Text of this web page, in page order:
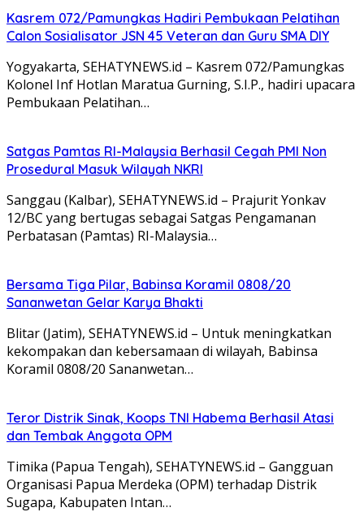
Kasrem 072/Pamungkas Hadiri Pembukaan Pelatihan
Calon Sosialisator JSN 45 Veteran dan Guru SMA DIY
Yogyakarta, SEHATYNEWS.id – Kasrem 072/Pamungkas
Kolonel Inf Hotlan Maratua Gurning, S.I.P., hadiri upacara
Pembukaan Pelatihan…
Satgas Pamtas RI-Malaysia Berhasil Cegah PMI Non
Prosedural Masuk Wilayah NKRI
Sanggau (Kalbar), SEHATYNEWS.id – Prajurit Yonkav
12/BC yang bertugas sebagai Satgas Pengamanan
Perbatasan (Pamtas) RI-Malaysia…
Bersama Tiga Pilar, Babinsa Koramil 0808/20
Sananwetan Gelar Karya Bhakti
Blitar (Jatim), SEHATYNEWS.id – Untuk meningkatkan
kekompakan dan kebersamaan di wilayah, Babinsa
Koramil 0808/20 Sananwetan…
Teror Distrik Sinak, Koops TNI Habema Berhasil Atasi
dan Tembak Anggota OPM
Timika (Papua Tengah), SEHATYNEWS.id – Gangguan
Organisasi Papua Merdeka (OPM) terhadap Distrik
Sugapa, Kabupaten Intan…